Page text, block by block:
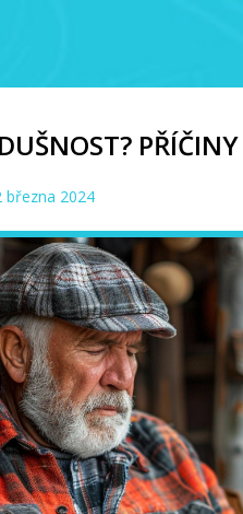
DUŠNOST?
března 2024